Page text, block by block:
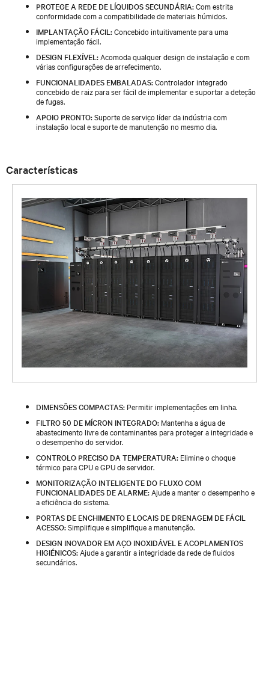
PROTEGE A REDE DE LÍQUIDOS SECUNDÁRIA:Com estrita
conformidade com a compatibilidade de materiais húmidos.
IMPLANTAÇÃO FÁCIL:Concebido intuitivamente para uma
implementação fácil.
DESIGN FLEXÍVEL: Acomoda qualquer design de instalação e com
várias configurações de arrefecimento.
FUNCIONALIDADES EMBALADAS:Controlador integrado
concebido de raiz para ser fácil de implementar e suportar a deteção
de fugas.
APOIO PRONTO:Suporte de serviço líder da indústria com
instalação local e suporte de manutenção no mesmo dia.
Características
DIMENSÕES COMPACTAS: Permitir implementações em linha.
FILTRO 50 DE MÍCRON INTEGRADO: Mantenha a água de
abastecimento livre de contaminantes para proteger a integridade e
o desempenho do servidor.
CONTROLO PRECISO DA TEMPERATURA: Elimine o choque
térmico para CPU e GPU de servidor.
MONITORIZAÇÃO INTELIGENTE DO FLUXO COM
FUNCIONALIDADES DE ALARME: Ajude a manter o desempenho e
a eficiência do sistema.
PORTAS DE ENCHIMENTO E LOCAIS DE DRENAGEM DE FÁCIL
ACESSO:Simplifique e simplifique a manutenção.
DESIGN INOVADOR EM AÇO INOXIDÁVEL E ACOPLAMENTOS
HIGIÉNICOS: Ajude a garantir a integridade da rede de fluidos
secundários.